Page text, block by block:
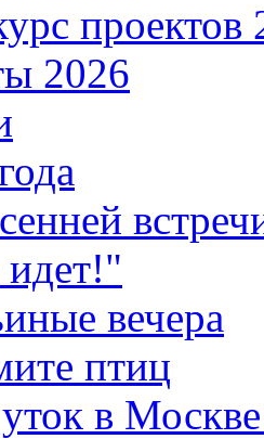
проектов
2026
вечера
птиц
в